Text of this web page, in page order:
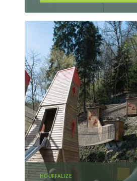
HOUFFALIZE